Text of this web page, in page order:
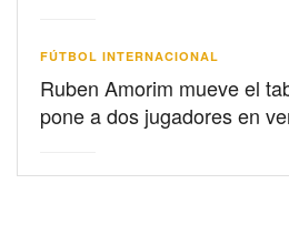
FÚTBOL INTERNACIONAL
Ruben Amorim mueve el
pone a dos jugadores en